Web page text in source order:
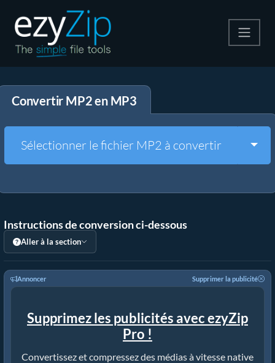
Décompresser
Autres outils
Convertir MP2 en MP3
Sélectionner le fichier MP2 à convertir
Instructions de conversion ci-dessous
Aller à la section
Annoncer Supprimer la publicité
Supprimez les publicités avec ezyZip
Pro !
Convertissez et compressez des médias à vitesse native